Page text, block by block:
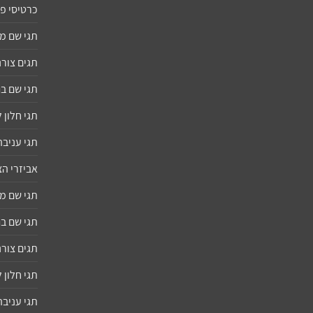
כרטיסי
תגי שם
תגים
תגי שם
תגי
תגי
אביזרי
תגי שם
תגי שם
תגים
תגי
תגי